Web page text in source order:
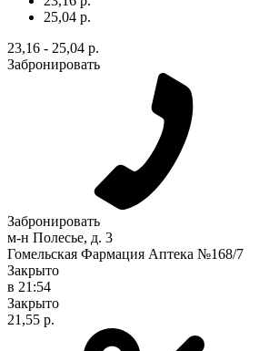
25,04 р.
23,16 - 25,04 р.
Забронировать
Забронировать
м-н Полесье, д. 3
Гомельская Фармация Аптека №168/7
Закрыто
в 21:54
Закрыто
21,55 р.